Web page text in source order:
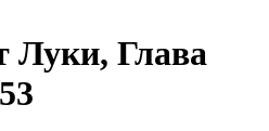
Луки, Глава